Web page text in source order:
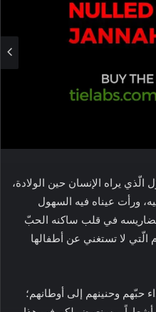
الّذي يراه الإنسان حين الولادة،
ورأت عيناه فيه السهول
تضاريسه في قلب ساكنه الحبّ
الّتي لا تستغني عن أطفالها
حبّهم وحنينهم إلى أوطانهم؛